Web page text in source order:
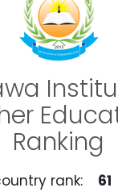
Ranking
rank:
61